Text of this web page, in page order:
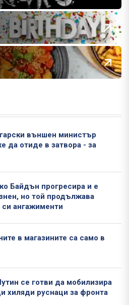
външен министър
да отиде в затвора - за
Байдън прогресира и е
но той продължава
си ангажименти
в магазините са само в
се готви да мобилизира
хиляди руснаци за фронта